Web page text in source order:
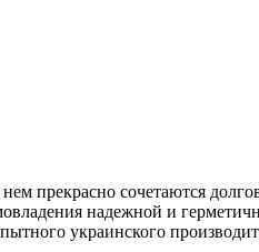
прекрасно сочетаются
надежной и
украинского